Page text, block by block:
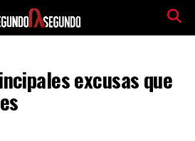
excusas que